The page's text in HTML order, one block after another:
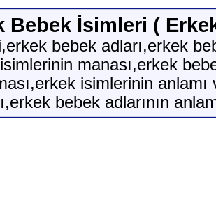
Bebek İsimleri (
bebek adları,erkek
manası,erkek
isimlerinin
bebek adlarının